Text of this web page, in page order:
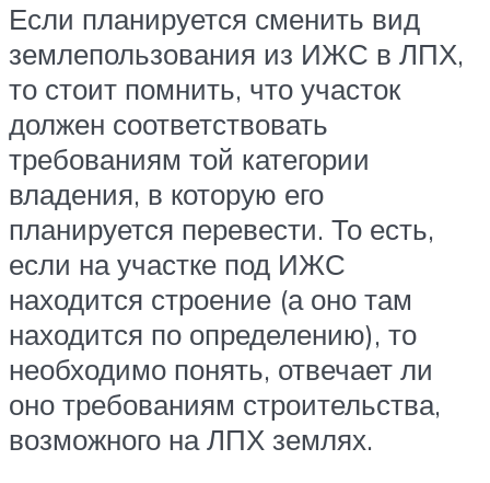
Если планируется сменить вид
землепользования из ИЖС в ЛПХ,
то стоит помнить, что участок
должен соответствовать
требованиям той категории
владения, в которую его
планируется перевести. То есть,
если на участке под ИЖС
находится строение (а оно там
находится по определению), то
необходимо понять, отвечает ли
оно требованиям строительства,
возможного на ЛПХ землях.